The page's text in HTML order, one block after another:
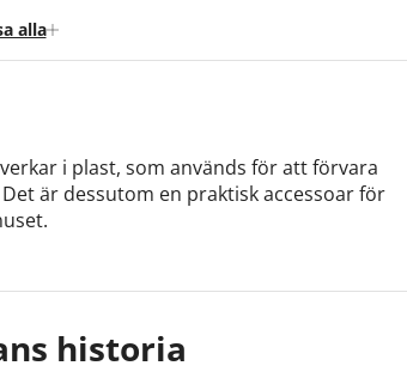
alla
i plast, som används för att förvara
är dessutom en praktisk accessoar för
historia